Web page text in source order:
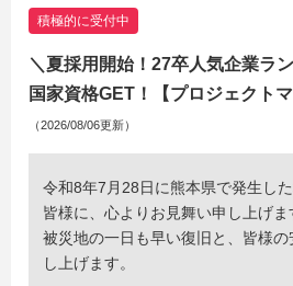
積極的に受付中
＼夏採用開始！27卒人気企業ラ
国家資格GET！【プロジェクト
（2026/08/06更新）
令和8年7月28日に熊本県で発生し
皆様に、心よりお見舞い申し上げま
被災地の一日も早い復旧と、皆様
し上げます。